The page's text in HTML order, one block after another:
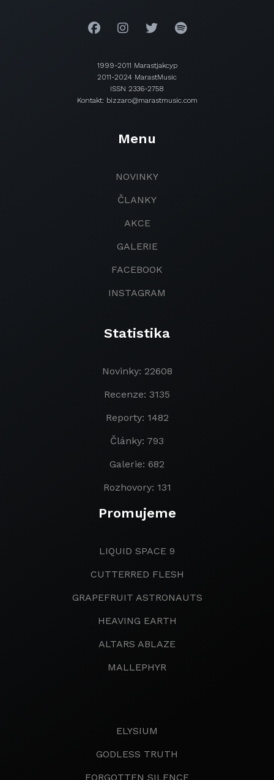
1999-2011 Marastjakcyp
2011-2024 MarastMusic
ISSN 2336-2758
Kontakt: bizzaro@marastmusic.com
Menu
NOVINKY
ČLANKY
AKCE
GALERIE
FACEBOOK
INSTAGRAM
Statistika
Novinky: 22608
Recenze: 3135
Reporty: 1482
Články: 793
Galerie: 682
Rozhovory: 131
Promujeme
LIQUID SPACE 9
CUTTERRED FLESH
GRAPEFRUIT ASTRONAUTS
HEAVING EARTH
ALTARS ABLAZE
MALLEPHYR
ELYSIUM
GODLESS TRUTH
FORGOTTEN SILENCE